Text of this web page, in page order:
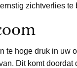
zichtverlies te
te hoge druk in
Dit komt